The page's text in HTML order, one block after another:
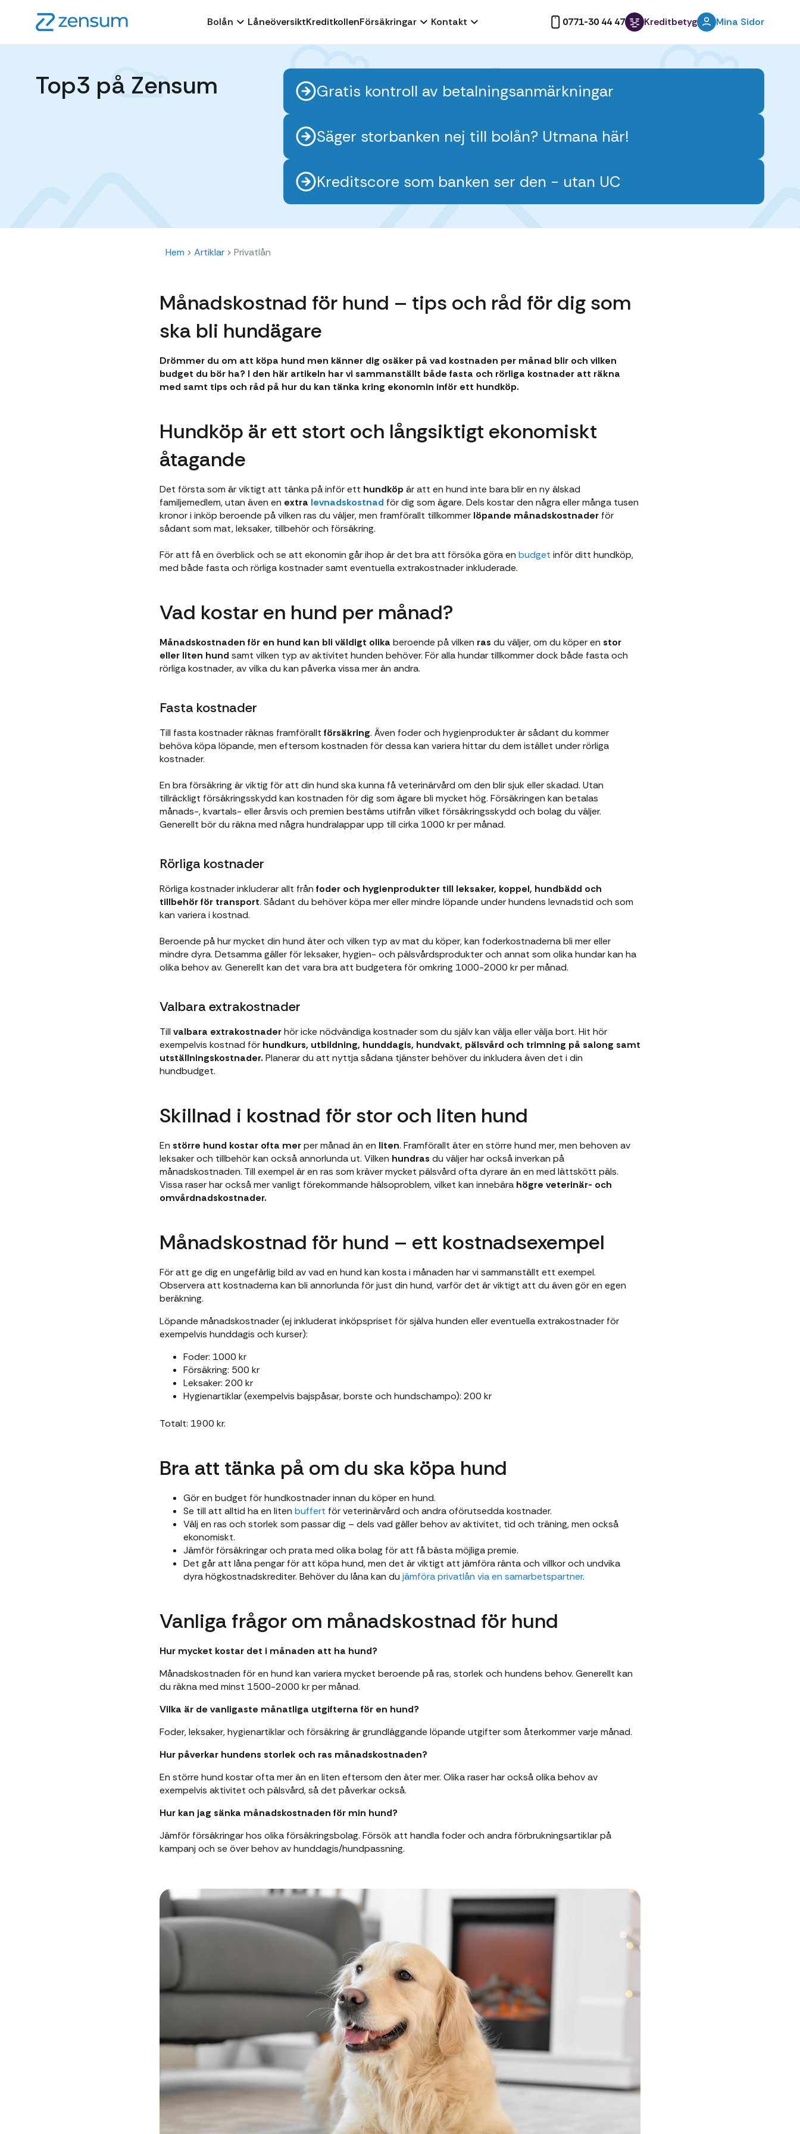
Bolån LåneöversiktKreditkollenFörsäkringar Kontakt 0771-30 44 47 Kreditbetyg Mina Sidor
Top3 på Zensum Gratis kontroll av betalningsanmärkningar
Säger storbanken nej till bolån? Utmana här!
Kreditscore som banken ser den - utan UC
Hem Artiklar Privatlån
Månadskostnad för hund – tips och råd för dig som
ska bli hundägare
Drömmer du om att köpa hund men känner dig osäker på vad kostnaden per månad blir och vilken
budget du bör ha? I den här artikeln har vi sammanställt både fasta och rörliga kostnader att räkna
med samt tips och råd på hur du kan tänka kring ekonomin inför ett hundköp.
Hundköp är ett stort och långsiktigt ekonomiskt
åtagande
Det första som är viktigt att tänka på inför ett hundköp är att en hund inte bara blir en ny älskad
familjemedlem, utan även en extra levnadskostnad för dig som ägare. Dels kostar den några eller många tusen
kronor i inköp beroende på vilken ras du väljer, men framförallt tillkommer löpande månadskostnader för
sådant som mat, leksaker, tillbehör och försäkring.
För att få en överblick och se att ekonomin går ihop är det bra att försöka göra en budget inför ditt hundköp,
med både fasta och rörliga kostnader samt eventuella extrakostnader inkluderade.
Vad kostar en hund per månad?
Månadskostnaden för en hund kan bli väldigt olika beroende på vilken ras du väljer, om du köper en stor
eller liten hund samt vilken typ av aktivitet hunden behöver. För alla hundar tillkommer dock både fasta och
rörliga kostnader, av vilka du kan påverka vissa mer än andra.
Fasta kostnader
Till fasta kostnader räknas framförallt försäkring. Även foder och hygienprodukter är sådant du kommer
behöva köpa löpande, men eftersom kostnaden för dessa kan variera hittar du dem istället under rörliga
kostnader.
En bra försäkring är viktig för att din hund ska kunna få veterinärvård om den blir sjuk eller skadad. Utan
tillräckligt försäkringsskydd kan kostnaden för dig som ägare bli mycket hög. Försäkringen kan betalas
månads-, kvartals- eller årsvis och premien bestäms utifrån vilket försäkringsskydd och bolag du väljer.
Generellt bör du räkna med några hundralappar upp till cirka 1000 kr per månad.
Rörliga kostnader
Rörliga kostnader inkluderar allt från foder och hygienprodukter till leksaker, koppel, hundbädd och
tillbehör för transport. Sådant du behöver köpa mer eller mindre löpande under hundens levnadstid och som
kan variera i kostnad.
Beroende på hur mycket din hund äter och vilken typ av mat du köper, kan foderkostnaderna bli mer eller
mindre dyra. Detsamma gäller för leksaker, hygien- och pälsvårdsprodukter och annat som olika hundar kan ha
olika behov av. Generellt kan det vara bra att budgetera för omkring 1000-2000 kr per månad.
Valbara extrakostnader
Till valbara extrakostnaderhör icke nödvändiga kostnader som du själv kan välja eller välja bort. Hit hör
exempelvis kostnad för hundkurs, utbildning, hunddagis, hundvakt, pälsvård och trimning på salong samt
utställningskostnader. Planerar du att nyttja sådana tjänster behöver du inkludera även det i din
hundbudget.
Skillnad i kostnad för stor och liten hund
En större hund kostar ofta merper månad än en liten. Framförallt äter en större hund mer, men behoven av
leksaker och tillbehör kan också annorlunda ut. Vilken hundras du väljer har också inverkan på
månadskostnaden. Till exempel är en ras som kräver mycket pälsvård ofta dyrare än en med lättskött päls.
Vissa raser har också mer vanligt förekommande hälsoproblem, vilket kan innebära högre veterinär- och
omvårdnadskostnader.
Månadskostnad för hund – ett kostnadsexempel
För att ge dig en ungefärlig bild av vad en hund kan kosta i månaden har vi sammanställt ett exempel.
Observera att kostnaderna kan bli annorlunda för just din hund, varför det är viktigt att du även gör en egen
beräkning.
Löpande månadskostnader (ej inkluderat inköpspriset för själva hunden eller eventuella extrakostnader för
exempelvis hunddagis och kurser):
Foder: 1000 kr
Försäkring: 500 kr
Leksaker: 200 kr
Hygienartiklar (exempelvis bajspåsar, borste och hundschampo): 200 kr
Totalt: 1900 kr.
Bra att tänka på om du ska köpa hund
Gör en budget för hundkostnader innan du köper en hund.
Se till att alltid ha en liten buffert för veterinärvård och andra oförutsedda kostnader.
Välj en ras och storlek som passar dig – dels vad gäller behov av aktivitet, tid och träning, men också
ekonomiskt.
Jämför försäkringar och prata med olika bolag för att få bästa möjliga premie.
Det går att låna pengar för att köpa hund, men det är viktigt att jämföra ränta och villkor och undvika
dyra högkostnadskrediter. Behöver du låna kan du jämföra privatlån via en samarbetspartner.
Vanliga frågor om månadskostnad för hund
Hur mycket kostar det i månaden att ha hund?
Månadskostnaden för en hund kan variera mycket beroende på ras, storlek och hundens behov. Generellt kan
du räkna med minst 1500-2000 kr per månad.
Vilka är de vanligaste månatliga utgifterna för en hund?
Foder, leksaker, hygienartiklar och försäkring är grundläggande löpande utgifter som återkommer varje månad.
Hur påverkar hundens storlek och ras månadskostnaden?
En större hund kostar ofta mer än en liten eftersom den äter mer. Olika raser har också olika behov av
exempelvis aktivitet och pälsvård, så det påverkar också.
Hur kan jag sänka månadskostnaden för min hund?
Jämför försäkringar hos olika försäkringsbolag. Försök att handla foder och andra förbrukningsartiklar på
kampanj och se över behov av hunddagis/hundpassning.